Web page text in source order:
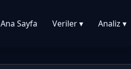
Ana Sayfa Veriler ▾ Analiz ▾